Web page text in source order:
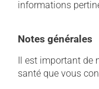
informations
Notes générales
Il est important de
santé que vous